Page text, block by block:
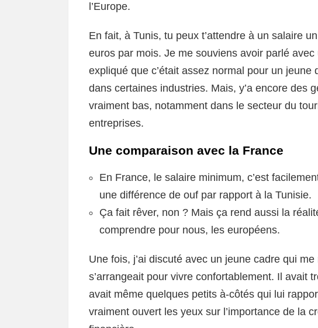
l’Europe.
En fait, à Tunis, tu peux t’attendre à un salaire
euros par mois. Je me souviens avoir parlé
expliqué que c’était assez normal pour un
dans certaines industries. Mais, y’a encore des
vraiment bas, notamment dans le secteur du
entreprises.
Une comparaison avec la France
En France, le salaire minimum, c’est
une différence de ouf par rapport à la Tunisie.
Ça fait rêver, non ? Mais ça rend aussi la
comprendre pour nous, les européens.
Une fois, j’ai discuté avec un jeune cadre qui
s’arrangeait pour vivre confortablement. Il avait
avait même quelques petits à-côtés qui lui
vraiment ouvert les yeux sur l’importance de la